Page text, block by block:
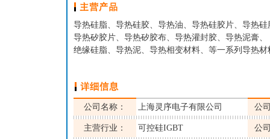
导热硅脂、导热硅胶、导热油、导热硅胶片、导热
导热矽胶片、导热矽胶布、导热灌封胶、导热泥膏、
绝缘硅脂、导热泥、导热相变材料、等一系列导热材
公司名称： 上海灵序电子有限公司 公
主营行业： 可控硅IGBT 公